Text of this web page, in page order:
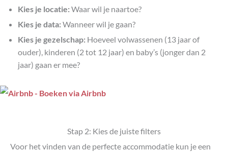
Kies je locatie: Waar wil je naartoe?
Kies je data: Wanneer wil je gaan?
Kies je gezelschap: Hoeveel volwassenen (13 jaar of
ouder), kinderen (2 tot 12 jaar) en baby’s (jonger dan 2
jaar) gaan er mee?
Stap 2: Kies de juiste filters
Voor het vinden van de perfecte accommodatie kun je een